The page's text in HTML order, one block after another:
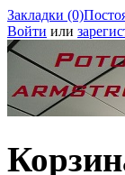
Закладки (0)
Войти или